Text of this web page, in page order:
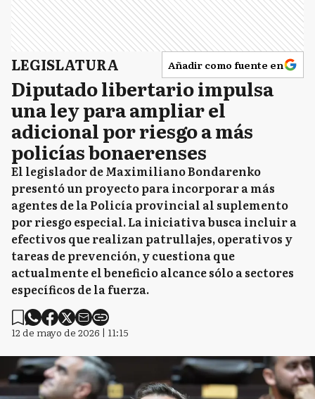
LEGISLATURA Añadir como fuente en
Diputado libertario impulsa
una ley para ampliar el
adicional por riesgo a más
policías bonaerenses
El legislador de Maximiliano Bondarenko
presentó un proyecto para incorporar a más
agentes de la Policía provincial al suplemento
por riesgo especial. La iniciativa busca incluir a
efectivos que realizan patrullajes, operativos y
tareas de prevención, y cuestiona que
actualmente el beneficio alcance sólo a sectores
específicos de la fuerza.
12 de mayo de 2026 | 11:15